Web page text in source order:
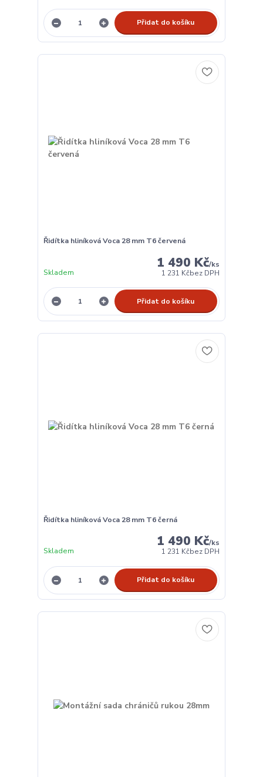
Přidat do košíku
Řidítka hliníková Voca 28 mm T6 červená
1 490 Kč/ks
1 231 Kčbez DPH
Skladem
Přidat do košíku
Řidítka hliníková Voca 28 mm T6 černá
1 490 Kč/ks
1 231 Kčbez DPH
Skladem
Přidat do košíku